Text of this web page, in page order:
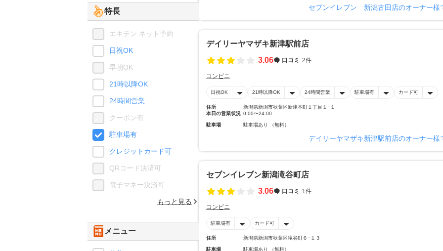
セブンイレブン 新潟古田店のオーナー様
デイリーヤマザキ新津駅前店
3.06
口コミ 2件
コンビニ
日祝OK 21時以降OK 24時間営業 駐車場有 カード可
住所
新潟県新潟市秋葉区新津本町１丁目１−１
本日の営業状況 0:00〜24:00
駐車場 駐車場あり （無料）
デイリーヤマザキ新津駅前店のオーナー様
セブンイレブン新潟滝谷町店
3.06
口コミ 1件
コンビニ
駐車場有 カード可
住所 新潟県新潟市秋葉区滝谷町６−１３
駐車場 駐車場あり （無料）
特長
エキテン ネット予約
日祝OK
早朝OK
21時以降OK
24時間営業
クーポン有
駐車場有
クレジットカード可
QRコード決済可
電子マネー決済可
もっと見る
メニュー